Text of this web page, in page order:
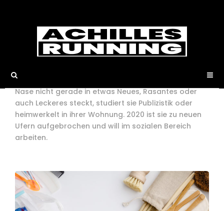
War schon als Kind immer nur am
Rennen – liebt Laufen, Tanzen und eine
kleine Portion „Action“. 2019 hat Laura
und die Online-Redaktion unterstützt. Wenn sie ihre
Nase nicht gerade in etwas Neues, Rasantes oder
auch Leckeres steckt, studiert sie Publizistik oder
heimwerkelt in ihrer Wohnung. 2020 ist sie zu neuen
Ufern aufgebrochen und will im sozialen Bereich
arbeiten.